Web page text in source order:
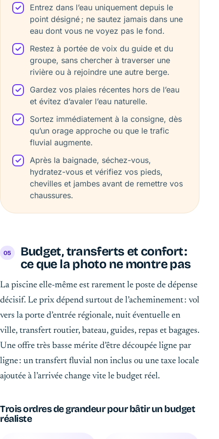
Entrez dans l’eau uniquement depuis le
point désigné ; ne sautez jamais dans une
eau dont vous ne voyez pas le fond.
Restez à portée de voix du guide et du
groupe, sans chercher à traverser une
rivière ou à rejoindre une autre berge.
Gardez vos plaies récentes hors de l’eau
et évitez d’avaler l’eau naturelle.
Sortez immédiatement à la consigne, dès
qu’un orage approche ou que le trafic
fluvial augmente.
Après la baignade, séchez-vous,
hydratez-vous et vérifiez vos pieds,
chevilles et jambes avant de remettre vos
chaussures.
Budget, transferts et confort :
ce que la photo ne montre pas
La piscine elle-même est rarement le poste de dépense
décisif. Le prix dépend surtout de l’acheminement : vol
vers la porte d’entrée régionale, nuit éventuelle en
ville, transfert routier, bateau, guides, repas et bagages.
Une offre très basse mérite d’être découpée ligne par
ligne : un transfert fluvial non inclus ou une taxe locale
ajoutée à l’arrivée change vite le budget réel.
Trois ordres de grandeur pour bâtir un budget
réaliste